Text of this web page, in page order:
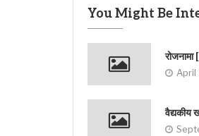
You Might Be
April
वैद्यकीय